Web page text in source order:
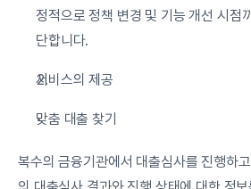
정적으로 정책 변경 및 기능 개선 시점
단합니다.
서비스의 제공
맞춤 대출 찾기
복수의 금융기관에서 대출심사를 진행하